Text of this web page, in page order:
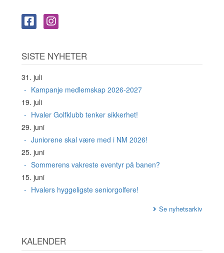
SISTE NYHETER
31. juli
Kampanje medlemskap 2026-2027
19. juli
Hvaler Golfklubb tenker sikkerhet!
29. juni
Juniorene skal være med i NM 2026!
25. juni
Sommerens vakreste eventyr på banen?
15. juni
Hvalers hyggeligste seniorgolfere!
Se nyhetsarkiv
KALENDER